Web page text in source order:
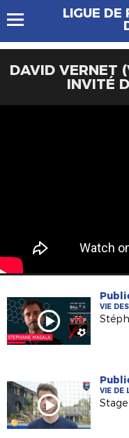
LIGUE DE
DAVID VERNET
INVITÉ
VIE
VIE DE